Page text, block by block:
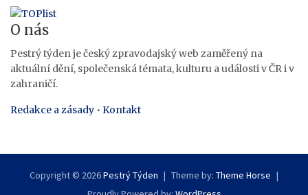
O nás
Pestrý týden je český zpravodajský web zaměřený na
aktuální dění, společenská témata, kulturu a události v ČR i v
zahraničí.
Redakce a zásady • Kontakt
Copyright © 2026Pestrý Týden Theme by: Theme Horse